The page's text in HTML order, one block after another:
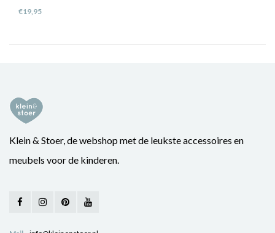
€19,95
Klein & Stoer, de webshop met de leukste accessoires en
meubels voor de kinderen.